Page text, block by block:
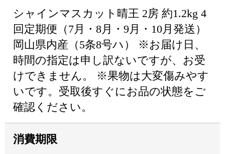
シャインマスカット晴王 2房 約1.2kg 4
回定期便（7月・8月・9月・10月発送）
岡山県内産（5条8号ハ） ※お届け日、
時間の指定は申し訳ないですが、お受
けできません。 ※果物は大変傷みやす
いです。受取後すぐにお品の状態をご
確認ください。
消費期限